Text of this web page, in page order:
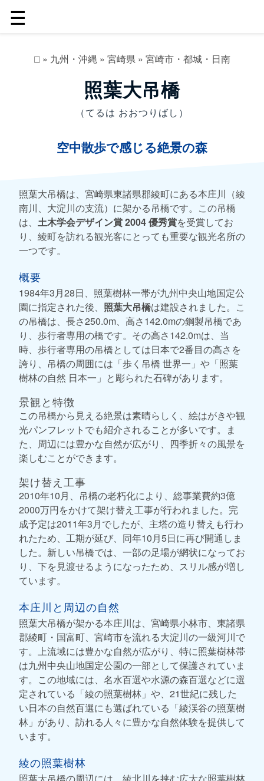
☰
□» 九州・沖縄 » 宮崎県» 宮崎市・都城・日南
照葉大吊橋
（てるは おおつりばし）
空中散歩で感じる絶景の森
照葉大吊橋は、宮崎県東諸県郡綾町にある本庄川（綾
南川、大淀川の支流）に架かる吊橋です。この吊橋
は、 土木学会デザイン賞 2004 優秀賞を受賞してお
り、綾町を訪れる観光客にとっても重要な観光名所の
一つです。
概要
1984年3月28日、照葉樹林一帯が九州中央山地国定公
園に指定された後、 照葉大吊橋は建設されました。こ
の吊橋は、長さ250.0m、高さ142.0mの鋼製吊橋であ
り、歩行者専用の橋です。その高さ142.0mは、当
時、歩行者専用の吊橋としては日本で2番目の高さを
誇り、吊橋の周囲には「歩く吊橋 世界一」や「照葉
樹林の自然 日本一」と彫られた石碑があります。
景観と特徴
この吊橋から見える絶景は素晴らしく、絵はがきや観
光パンフレットでも紹介されることが多いです。ま
た、周辺には豊かな自然が広がり、四季折々の風景を
楽しむことができます。
架け替え工事
2010年10月、吊橋の老朽化により、総事業費約3億
2000万円をかけて架け替え工事が行われました。完
成予定は2011年3月でしたが、主塔の造り替えも行わ
れたため、工期が延び、同年10月5日に再び開通しま
した。新しい吊橋では、一部の足場が網状になってお
り、下を見渡せるようになったため、スリル感が増し
ています。
本庄川と周辺の自然
照葉大吊橋が架かる本庄川は、宮崎県小林市、東諸県
郡綾町・国富町、宮崎市を流れる大淀川の一級河川で
す。上流域には豊かな自然が広がり、特に照葉樹林帯
は九州中央山地国定公園の一部として保護されていま
す。この地域には、名水百選や水源の森百選などに選
定されている「綾の照葉樹林」や、21世紀に残した
い日本の自然百選にも選ばれている「綾渓谷の照葉樹
林」があり、訪れる人々に豊かな自然体験を提供して
います。
綾の照葉樹林
照葉大吊橋の周辺には、綾北川を挟む広大な照葉樹林